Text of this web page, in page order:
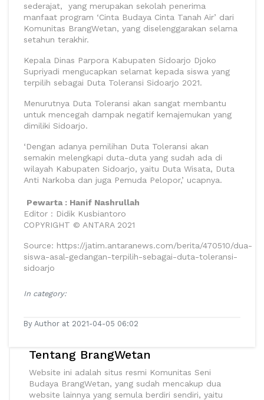
sederajat, yang merupakan sekolah penerima
manfaat program ‘Cinta Budaya Cinta Tanah Air’ dari
Komunitas BrangWetan, yang diselenggarakan selama
setahun terakhir.
Kepala Dinas Parpora Kabupaten Sidoarjo Djoko
Supriyadi mengucapkan selamat kepada siswa yang
terpilih sebagai Duta Toleransi Sidoarjo 2021.
Menurutnya Duta Toleransi akan sangat membantu
untuk mencegah dampak negatif kemajemukan yang
dimiliki Sidoarjo.
‘Dengan adanya pemilihan Duta Toleransi akan
semakin melengkapi duta-duta yang sudah ada di
wilayah Kabupaten Sidoarjo, yaitu Duta Wisata, Duta
Anti Narkoba dan juga Pemuda Pelopor,’ ucapnya.
Pewarta : Hanif Nashrullah
Editor : Didik Kusbiantoro
COPYRIGHT © ANTARA 2021
Source: https://jatim.antaranews.com/berita/470510/dua-
siswa-asal-gedangan-terpilih-sebagai-duta-toleransi-
sidoarjo
In category:
By Author at 2021-04-05 06:02
Tentang BrangWetan
Website ini adalah situs resmi Komunitas Seni
Budaya BrangWetan, yang sudah mencakup dua
website lainnya yang semula berdiri sendiri, yaitu